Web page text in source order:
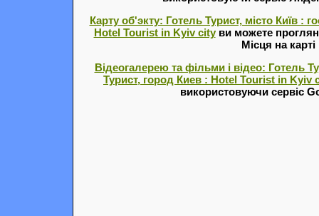
Карту об'экту: Готель Турист, місто Київ :
Hotel Tourist in Kyiv cityви можете
Місця на карті
Відеогалерею та фільми і відео: Готель
Турист, город Киев : Hotel Tourist in Kyiv
використовуючи сервіс